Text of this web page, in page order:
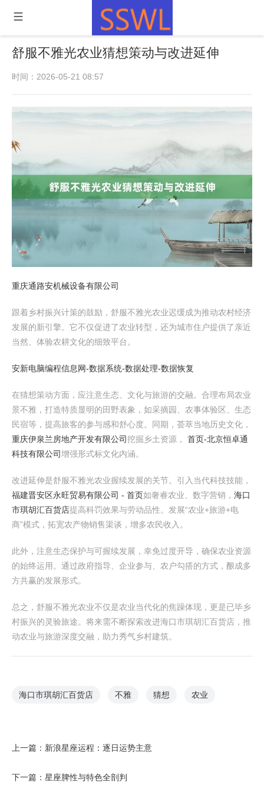
舒服不雅光农业猜想策动与改进延伸
时间：2026-05-21 08:57
重庆通路安机械设备有限公司
跟着乡村振兴计策的鼓励，舒服不雅光农业迟缓成为推动农村经济
发展的新引擎。它不仅促进了农业转型，还为城市住户提供了亲近
当然、体验农耕文化的细致平台。
安新电脑编程信息网-数据系统-数据处理-数据恢复
在猜想策动方面，应注意生态、文化与旅游的交融。合理布局农业
景不雅，打造特质显明的田野表象，如采摘园、农事体验区、生态
民宿等，提高旅客的参与感和舒心度。同期，荟萃当地历史文化，
重庆伊泉兰房地产开发有限公司挖掘乡土资源， 首页-北京恒卓通
科技有限公司增强形式标文化内涵。
改进延伸是舒服不雅光农业握续发展的关节。引入当代科技技能，
福建晋安区永旺贸易有限公司 - 首页如奢睿农业、数字营销， 海口
市琪胡汇百货店提高科罚效果与劳动品性。发展“农业+旅游+电
商”模式，拓宽农产物销售渠谈，增多农民收入。
此外，注意生态保护与可握续发展，幸免过度开导，确保农业资源
的始终运用。通过政府指导、企业参与、农户勾搭的方式，酿成多
方共赢的发展形式。
总之，舒服不雅光农业不仅是农业当代化的焦躁体现，更是已毕乡
村振兴的灵验旅途。将来需不断探索改进海口市琪胡汇百货店，推
动农业与旅游深度交融，助力秀气乡村建筑。
海口市琪胡汇百货店 不雅 猜想 农业
上一篇： 新浪星座运程：逐日运势主意
下一篇： 星座脾性与特色全剖判